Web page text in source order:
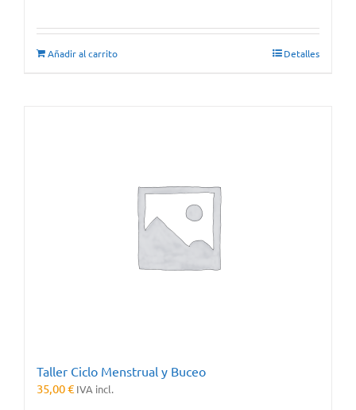
Añadir al carrito Detalles
Taller Ciclo Menstrual y Buceo
35,00€ IVA incl.